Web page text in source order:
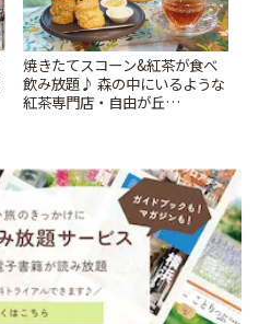
焼きたてスコーン&紅茶が食べ
飲み放題♪ 森の中にいるような
紅茶専門店・自由が丘